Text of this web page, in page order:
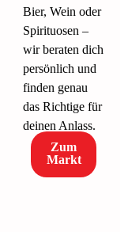
Bier, Wein oder
Spirituosen –
wir beraten dich
persönlich und
finden genau
das Richtige für
deinen Anlass.
Zum
Markt